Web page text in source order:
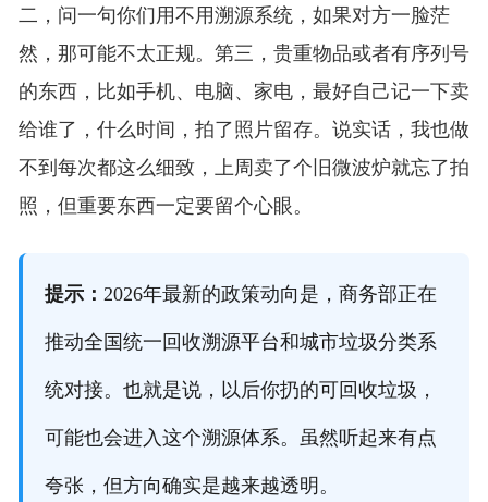
二，问一句你们用不用溯源系统，如果对方一脸茫
然，那可能不太正规。第三，贵重物品或者有序列号
的东西，比如手机、电脑、家电，最好自己记一下卖
给谁了，什么时间，拍了照片留存。说实话，我也做
不到每次都这么细致，上周卖了个旧微波炉就忘了拍
照，但重要东西一定要留个心眼。
提示： 2026年最新的政策动向是，商务部正在
推动全国统一回收溯源平台和城市垃圾分类系
统对接。也就是说，以后你扔的可回收垃圾，
可能也会进入这个溯源体系。虽然听起来有点
夸张，但方向确实是越来越透明。